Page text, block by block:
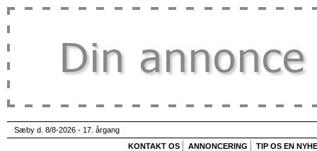
Sæby d. 8/8-2026 - 17. årgang
KONTAKT OS
ANNONCERING TIP OS EN